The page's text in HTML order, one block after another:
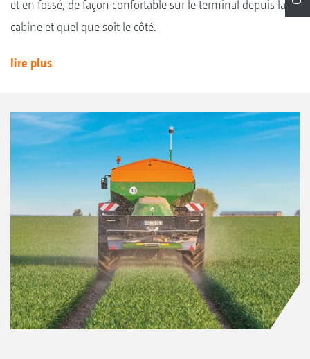
et en fossé, de façon confortable sur le terminal depuis la
cabine et quel que soit le côté.
lire plus